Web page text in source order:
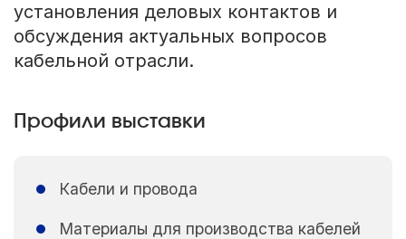
установления деловых контактов и
обсуждения актуальных вопросов
кабельной отрасли.
Профили выставки
Кабели и провода
Материалы для производства кабелей